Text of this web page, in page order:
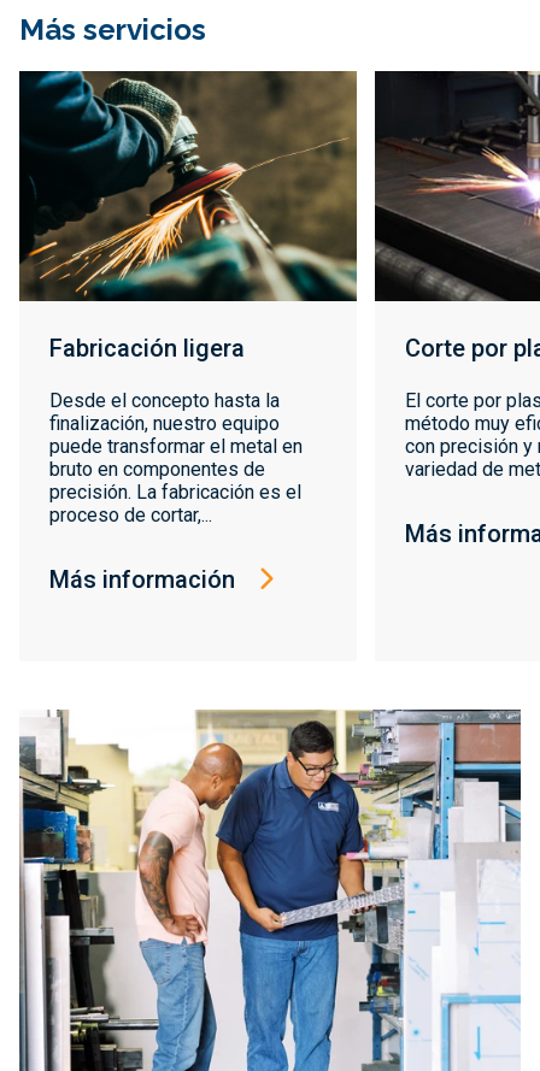
Más servicios
Fabricación ligera
Desde el concepto hasta la
finalización, nuestro equipo
puede transformar el metal en
bruto en componentes de
precisión. La fabricación es el
proceso de cortar,...
Más información
Corte por
El corte por
método muy
con precisión y
variedad de
Más